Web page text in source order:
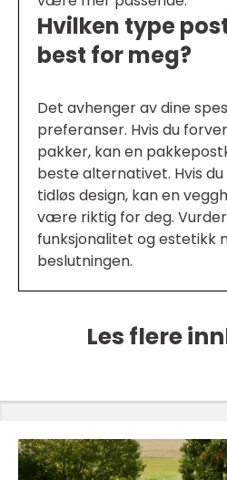
Hvilken type
best for meg?
Det avhenger av dine
preferanser. Hvis du
pakker, kan en
beste alternativet. Hvis
tidløs design, kan en
være riktig for deg.
funksjonalitet og estetikk
beslutningen.
Les flere